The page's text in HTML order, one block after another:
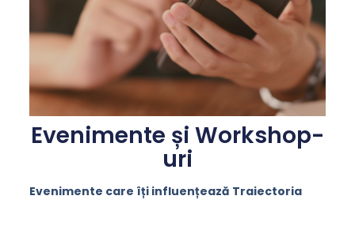
Evenimente și Workshop-
uri
Evenimente care îți influențează Traiectoria